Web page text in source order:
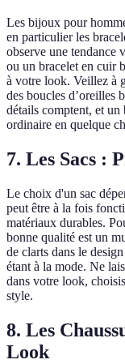
Les bijoux pour
en particulier les
observe une tendance
ou un bracelet en cuir
à votre look. Veillez à
des boucles d’oreilles
détails comptent, et
ordinaire en quelque
7. Les Sacs :
Le choix d'un sac
peut être à la fois
matériaux durables.
bonne qualité est un
de clarts dans le
étant à la mode. Ne
dans votre look,
style.
8. Les
Look